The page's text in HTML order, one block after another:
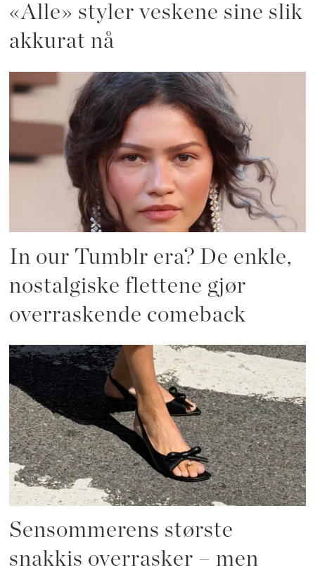
«Alle» styler veskene sine slik
akkurat nå
In our Tumblr era? De enkle,
nostalgiske flettene gjør
overraskende comeback
Sensommerens største
snakkis overrasker – men